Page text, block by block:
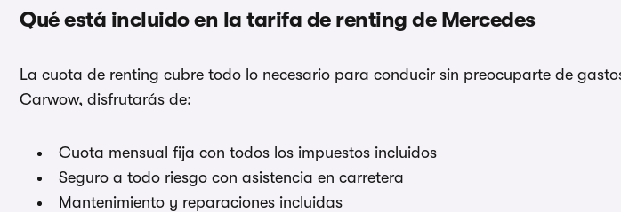
Qué está incluido en la tarifa de renting de Mercedes
La cuota de renting cubre todo lo necesario para conducir sin preocuparte de
Carwow, disfrutarás de:
Cuota mensual fija con todos los impuestos incluidos
Seguro a todo riesgo con asistencia en carretera
Mantenimiento y reparaciones incluidas